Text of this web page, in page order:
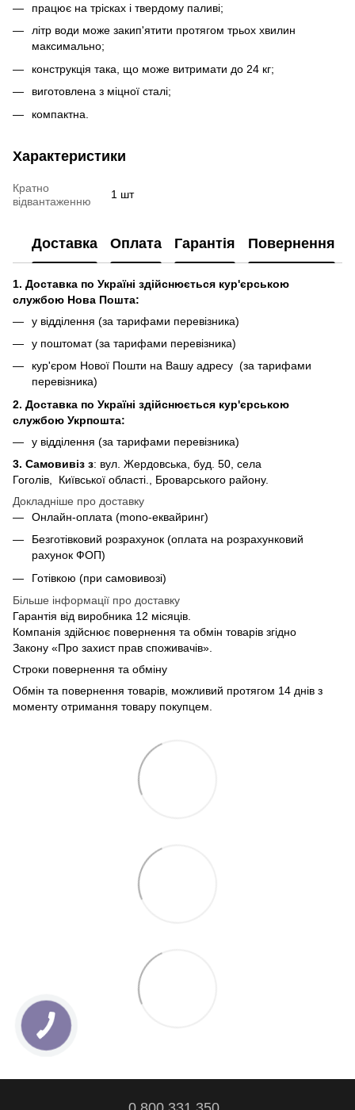
працює на трісках і твердому паливі;
літр води може закип'ятити протягом трьох хвилин
максимально;
конструкція така, що може витримати до 24 кг;
виготовлена з міцної сталі;
компактна.
Характеристики
Кратно
відвантаженню
1 шт
Доставка Оплата Гарантія Повернення
1. Доставка по Україні здійснюється кур'єрською
службою Нова Пошта:
у відділення (за тарифами перевізника)
у поштомат (за тарифами перевізника)
кур'єром Нової Пошти на Вашу адресу (за тарифами
перевізника)
2. Доставка по Україні здійснюється кур'єрською
службою Укрпошта:
у відділення (за тарифами перевізника)
3. Самовивіз з: вул. Жердовська, буд. 50, села
Гоголів, Київської області., Броварського району.
Докладніше про доставку
Онлайн-оплата (mono-еквайринг)
Безготівковий розрахунок (оплата на розрахунковий
рахунок ФОП)
Готівкою (при самовивозі)
Більше інформації про доставку
Гарантія від виробника 12 місяців.
Компанія здійснює повернення та обмін товарів згідно
Закону «Про захист прав споживачів».
Строки повернення та обміну
Обмін та повернення товарів, можливий протягом 14 днів з
моменту отримання товару покупцем.